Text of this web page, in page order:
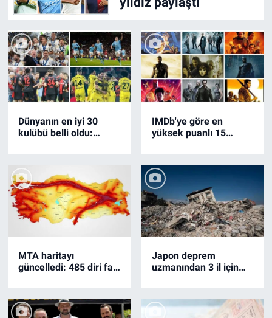
Dünyanın en iyi 30
kulübü belli oldu:
IMDb'ye göre en
yüksek puanlı 15
MTA haritayı
güncelledi: 485 diri fay
Japon deprem
uzmanından 3 il için